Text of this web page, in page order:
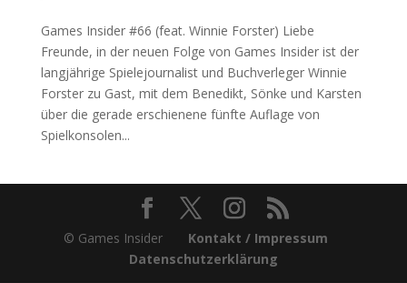
Games Insider #66 (feat. Winnie Forster) Liebe
Freunde, in der neuen Folge von Games Insider ist der
langjährige Spielejournalist und Buchverleger Winnie
Forster zu Gast, mit dem Benedikt, Sönke und Karsten
über die gerade erschienene fünfte Auflage von
Spielkonsolen...
© Games Insider Kontakt / Impressum
Datenschutzerklärung